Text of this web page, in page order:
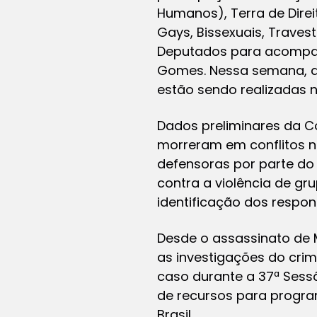
Humanos), Terra de
Gays, Bissexuais,
Deputados para
Gomes. Nessa semana,
estão sendo realizadas
Dados preliminares da
morreram em conflitos
defensoras por parte
contra a violência de
identificação dos
Desde o assassinato
as investigações do
caso durante a 37ª
de recursos para